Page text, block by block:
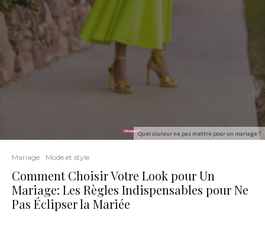
Quel couleur ne pas mettre pour un mariage ?
Mariage Mode et style
Comment Choisir Votre Look pour Un
Mariage: Les Règles Indispensables pour Ne
Pas Éclipser la Mariée